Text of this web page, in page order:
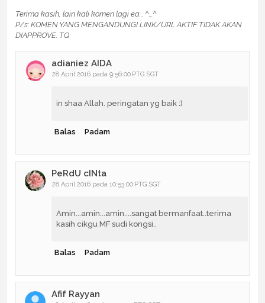
Terima kasih, lain kali komen lagi ea... ^_^
P/s: KOMEN YANG MENGANDUNGI LINK/URL AKTIF TIDAK AKAN
DIAPPROVE. TQ
adianiez AIDA
28 April 2016 pada 9:56:00 PTG SGT
in shaa Allah. peringatan yg baik :)
Balas Padam
PeRdU cINta
28 April 2016 pada 10:53:00 PTG SGT
Amin...amin...amin....sangat bermanfaat..terima
kasih cikgu MF sudi kongsi..
Balas Padam
Afif Rayyan